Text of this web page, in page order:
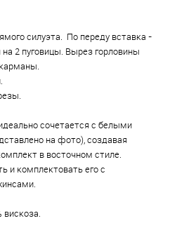
силуэта. По переду вставка -
2 пуговицы. Вырез горловины
сочетается с белыми
на фото), создавая
в восточном стиле.
и комплектовать его с
вискоза.